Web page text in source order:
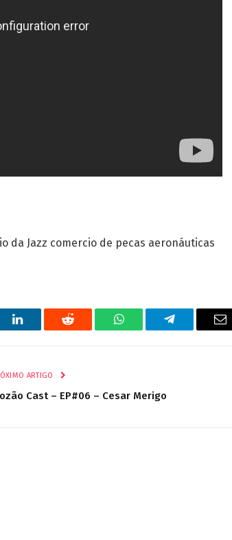
da Jazz comercio de pecas aeronáuticas
LinkedIn Reddit WhatsAppTelegramaE-
ARTIGO
Cast – EP#06 – Cesar Merigo